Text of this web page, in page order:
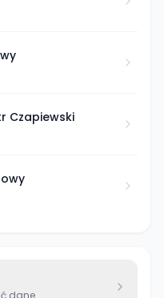
Czapiewski
dane